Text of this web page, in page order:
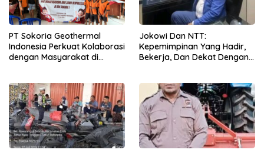
PT Sokoria Geothermal
Indonesia Perkuat Kolaborasi
dengan Masyarakat di
Jokowi Dan NTT:
Kepemimpinan Yang Hadir,
Bekerja, Dan Dekat Dengan